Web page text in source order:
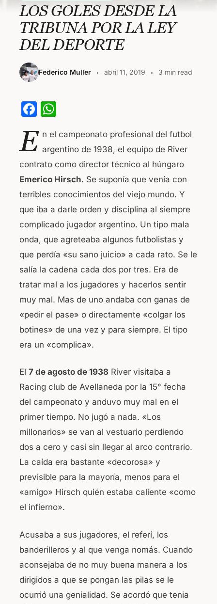
LOS GOLES DESDE LA
TRIBUNA POR LA LEY
DEL DEPORTE
Federico Muller abril 11, 2019 3 min read
F
c
e
b
o
o
k
at
s
A
p
p
E n el campeonato profesional del futbol
argentino de 1938, el equipo de River
contrato como director técnico al húngaro
Emerico Hirsch. Se suponía que venía con
terribles conocimientos del viejo mundo. Y
que iba a darle orden y disciplina al siempre
complicado jugador argentino. Un tipo mala
onda, que agreteaba algunos futbolistas y
que perdía «su sano juicio» a cada rato. Se le
salía la cadena cada dos por tres. Era de
tratar mal a los jugadores y hacerlos sentir
muy mal. Mas de uno andaba con ganas de
«pedir el pase» o directamente «colgar los
botines» de una vez y para siempre. El tipo
era un «complica».
El 7 de agosto de 1938 River visitaba a
Racing club de Avellaneda por la 15° fecha
del campeonato y anduvo muy mal en el
primer tiempo. No jugó a nada. «Los
millonarios» se van al vestuario perdiendo
dos a cero y casi sin llegar al arco contrario.
La caída era bastante «decorosa» y
previsible para la mayoría, menos para el
«amigo» Hirsch quién estaba caliente «como
el infierno».
Acusaba a sus jugadores, el referí, los
banderilleros y al que venga nomás. Cuando
aconsejaba de no muy buena manera a los
dirigidos a que se pongan las pilas se le
ocurrió una genialidad. Se acordó que tenia